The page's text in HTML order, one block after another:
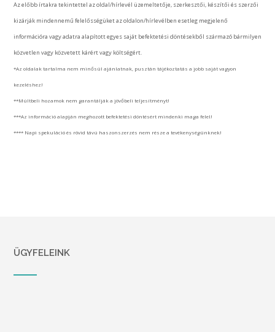
Az előbb írtakra tekintettel az oldal/hírlevél üzemeltetője, szerkesztői, készítői és szerzői
kizárják mindennemű felelősségüket az oldalon/hírlevélben esetleg megjelenő
információra vagy adatra alapított egyes saját befektetési döntésekből származó bármilyen
közvetlen vagy közvetett kárért vagy költségért.
*Az oldalak tartalma nem minősül ajánlatnak, pusztán tájékoztatás a jobb saját vagyon
kezeléshez!
**Múltbeli hozamok nem garantálják a jövőbeli teljesítményt!
***Az információ alapján meghozott befektetési döntésért mindenki maga felel!
**** Napi spekuláció és rövid távú haszonszerzés nem része a tevékenységünknek!
ÜGYFELEINK